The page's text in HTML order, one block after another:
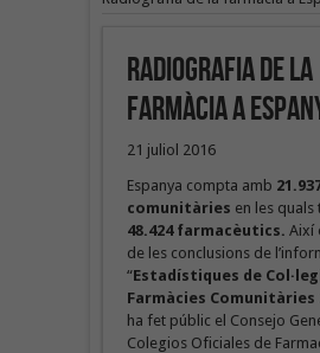
Radiografia de la
farmàcia a
21 juliol 2016
Espanya compta amb
comunitàries en les quals
48.424 farmacèutics. Així
de les conclusions de
“Estadístiques de
Farmàcies Comunitàries
ha fet públic el Consejo
Colegios Oficiales de